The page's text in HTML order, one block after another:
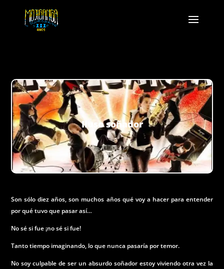
Iluso soñador
Son sólo diez años, son muchos años qué voy a hacer para entender
por qué tuvo que pasar así…
No sé si fue ¡no sé si fue!
Tanto tiempo imaginando, lo que nunca pasaría por temor.
No soy culpable de ser un absurdo soñador estoy viviendo otra vez la